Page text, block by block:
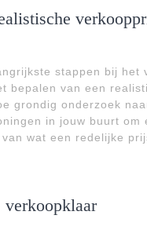
stappen bij het
bepalen van een
grondig onderzoek
in jouw buurt om
wat een redelijke